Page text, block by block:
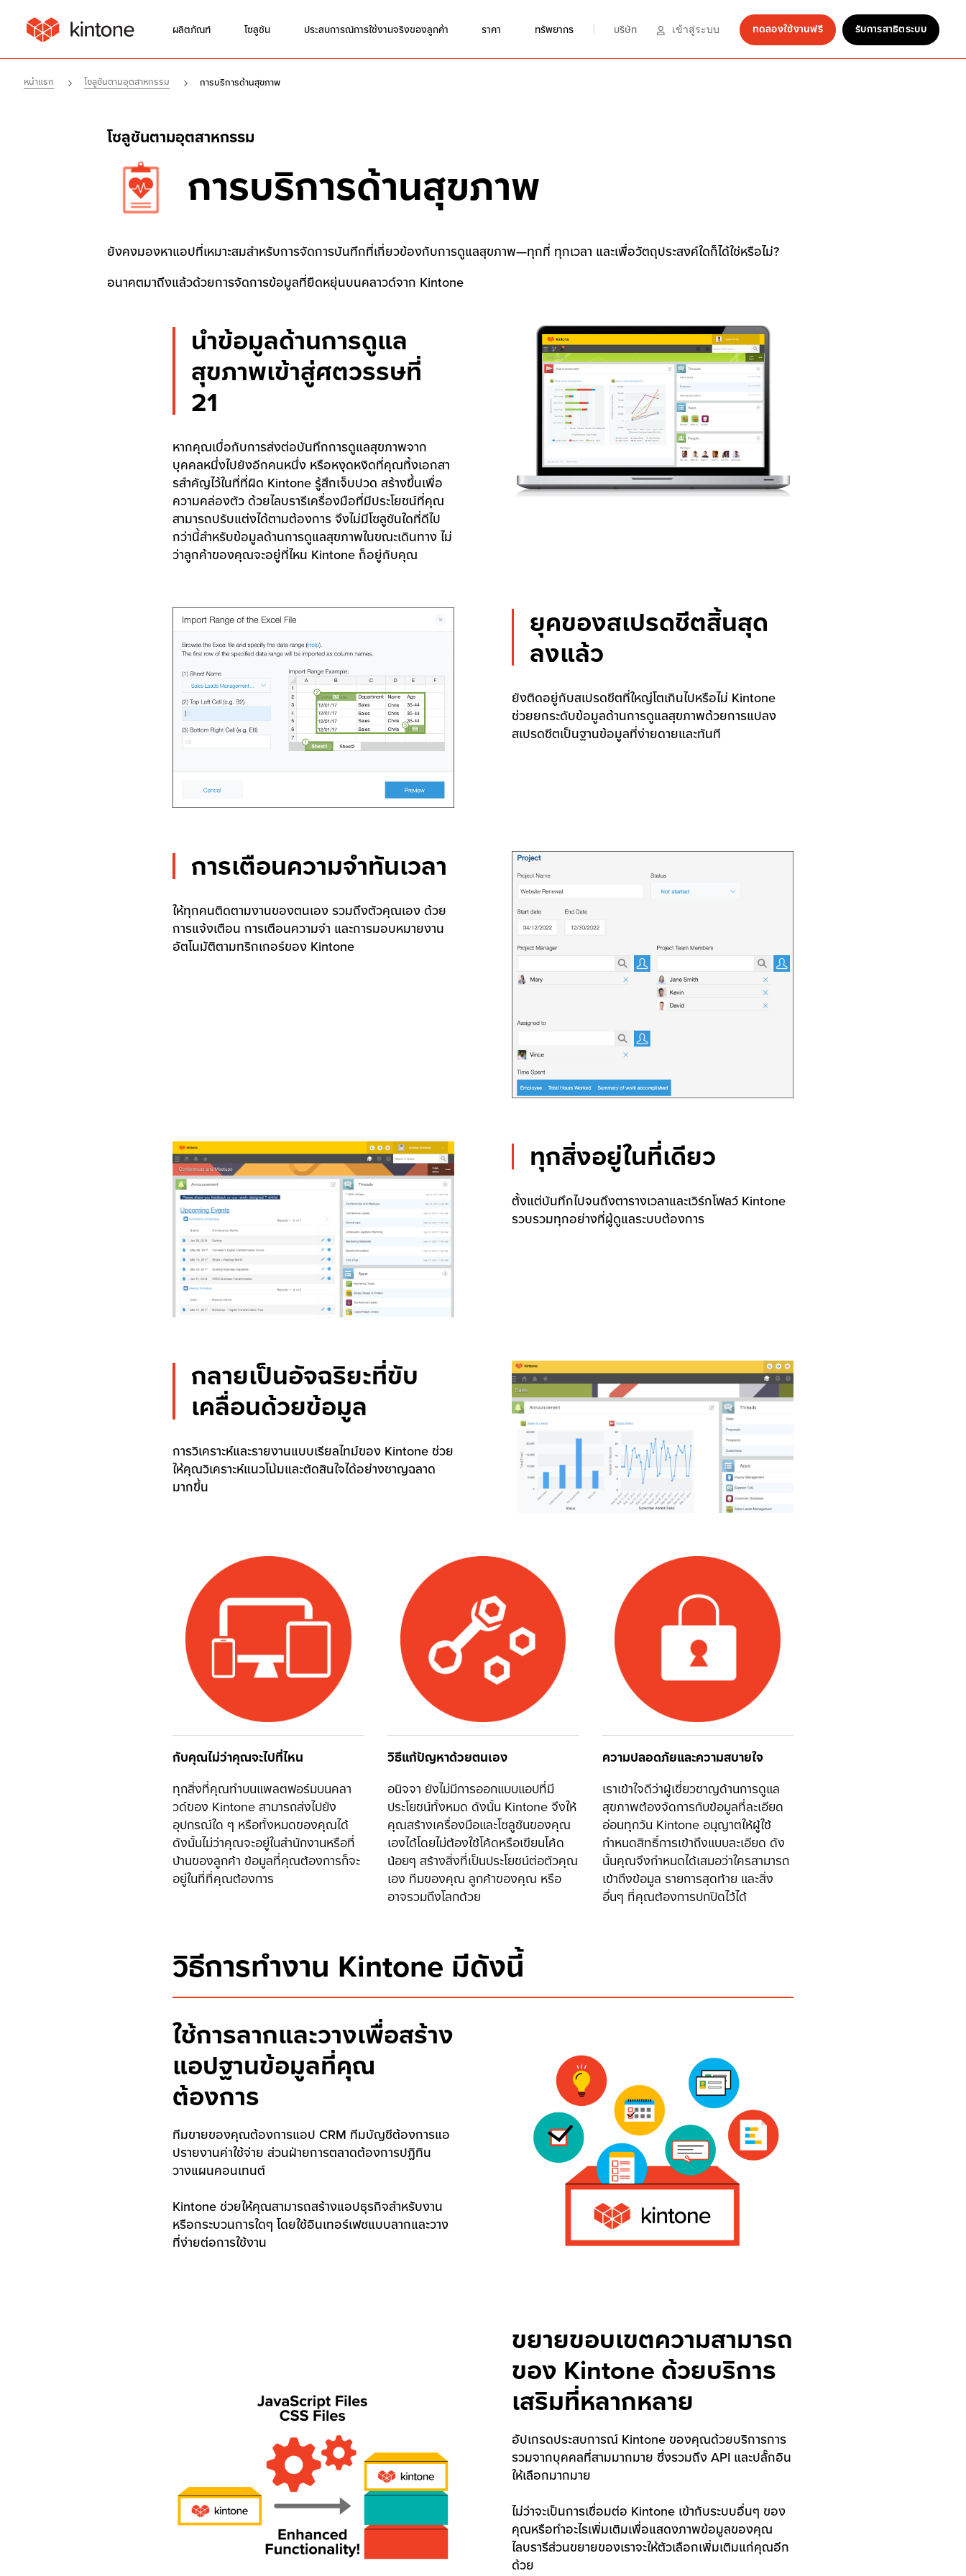
ผลิตภัณฑ์ โซลูชัน ประสบการณ์การใช้งานจริงของลูกค้า ราคา ทรัพยากร บริษัท เข้าสู่ระบบ ทดลองใช้งานฟรี รับการสาธิตระบบ
หน้าแรก โซลูชันตามอุตสาหกรรม การบริการด้านสุขภาพ
โซลูชันตามอุตสาหกรรม
การบริการด้านสุขภาพ
ยังคงมองหาแอปที่เหมาะสมสำหรับการจัดการบันทึกที่เกี่ยวข้องกับการดูแลสุขภาพ—ทุกที่ ทุกเวลา และเพื่อวัตถุประสงค์ใดก็ได้ใช่หรือไม่?
อนาคตมาถึงแล้วด้วยการจัดการข้อมูลที่ยืดหยุ่นบนคลาวด์จาก Kintone
นำข้อมูลด้านการดูแล
สุขภาพเข้าสู่ศตวรรษที่
21
หากคุณเบื่อกับการส่งต่อบันทึกการดูแลสุขภาพจาก
บุคคลหนึ่งไปยังอีกคนหนึ่ง หรือหงุดหงิดที่คุณทิ้งเอกสา
รสําคัญไว้ในที่ที่ผิด Kintone รู้สึกเจ็บปวด สร้างขึ้นเพื่อ
ความคล่องตัว ด้วยไลบรารีเครื่องมือที่มีประโยชน์ที่คุณ
สามารถปรับแต่งได้ตามต้องการ จึงไม่มีโซลูชันใดที่ดีไป
กว่านี้สําหรับข้อมูลด้านการดูแลสุขภาพในขณะเดินทาง ไม่
ว่าลูกค้าของคุณจะอยู่ที่ไหน Kintone ก็อยู่กับคุณ
ยุคของสเปรดชีตสิ้นสุด
ลงแล้ว
ยังติดอยู่กับสเปรดชีตที่ใหญ่โตเกินไปหรือไม่ Kintone
ช่วยยกระดับข้อมูลด้านการดูแลสุขภาพด้วยการแปลง
สเปรดชีตเป็นฐานข้อมูลที่ง่ายดายและทันที
การเตือนความจำทันเวลา
ให้ทุกคนติดตามงานของตนเอง รวมถึงตัวคุณเอง ด้วย
การแจ้งเตือน การเตือนความจำ และการมอบหมายงาน
อัตโนมัติตามทริกเกอร์ของ Kintone
ทุกสิ่งอยู่ในที่เดียว
ตั้งแต่บันทึกไปจนถึงตารางเวลาและเวิร์กโฟลว์ Kintone
รวบรวมทุกอย่างที่ผู้ดูแลระบบต้องการ
กลายเป็นอัจฉริยะที่ขับ
เคลื่อนด้วยข้อมูล
การวิเคราะห์และรายงานแบบเรียลไทม์ของ Kintone ช่วย
ให้คุณวิเคราะห์แนวโน้มและตัดสินใจได้อย่างชาญฉลาด
มากขึ้น
กับคุณไม่ว่าคุณจะไปที่ไหน
ทุกสิ่งที่คุณทำบนแพลตฟอร์มบนคลา
วด์ของ Kintone สามารถส่งไปยัง
อุปกรณ์ใด ๆ หรือทั้งหมดของคุณได้
ดังนั้นไม่ว่าคุณจะอยู่ในสำนักงานหรือที่
บ้านของลูกค้า ข้อมูลที่คุณต้องการก็จะ
อยู่ในที่ที่คุณต้องการ
วิธีแก้ปัญหาด้วยตนเอง
อนิจจา ยังไม่มีการออกแบบแอปที่มี
ประโยชน์ทั้งหมด ดังนั้น Kintone จึงให้
คุณสร้างเครื่องมือและโซลูชันของคุณ
เองได้โดยไม่ต้องใช้โค้ดหรือเขียนโค้ด
น้อยๆ สร้างสิ่งที่เป็นประโยชน์ต่อตัวคุณ
เอง ทีมของคุณ ลูกค้าของคุณ หรือ
อาจรวมถึงโลกด้วย
ความปลอดภัยและความสบายใจ
เราเข้าใจดีว่าผู้เชี่ยวชาญด้านการดูแล
สุขภาพต้องจัดการกับข้อมูลที่ละเอียด
อ่อนทุกวัน Kintone อนุญาตให้ผู้ใช้
กำหนดสิทธิ์การเข้าถึงแบบละเอียด ดัง
นั้นคุณจึงกำหนดได้เสมอว่าใครสามารถ
เข้าถึงข้อมูล รายการสุดท้าย และสิ่ง
อื่นๆ ที่คุณต้องการปกปิดไว้ได้
วิธีการทำงาน Kintone มีดังนี้
ใช้การลากและวางเพื่อสร้าง
แอปฐานข้อมูลที่คุณ
ต้องการ
ทีมขายของคุณต้องการแอป CRM ทีมบัญชีต้องการแอ
ปรายงานค่าใช้จ่าย ส่วนฝ่ายการตลาดต้องการปฏิทิน
วางแผนคอนเทนต์
Kintone ช่วยให้คุณสามารถสร้างแอปธุรกิจสำหรับงาน
หรือกระบวนการใดๆ โดยใช้อินเทอร์เฟซแบบลากและวาง
ที่ง่ายต่อการใช้งาน
ขยายขอบเขตความสามารถ
ของ Kintone ด้วยบริการ
เสริมที่หลากหลาย
อัปเกรดประสบการณ์ Kintone ของคุณด้วยบริการการ
รวมจากบุคคลที่สามมากมาย ซึ่งรวมถึง API และปลั๊กอิน
ให้เลือกมากมาย
ไม่ว่าจะเป็นการเชื่อมต่อ Kintone เข้ากับระบบอื่นๆ ของ
คุณหรือทำอะไรเพิ่มเติมเพื่อแสดงภาพข้อมูลของคุณ
ไลบรารีส่วนขยายของเราจะให้ตัวเลือกเพิ่มเติมแก่คุณอีก
ด้วย